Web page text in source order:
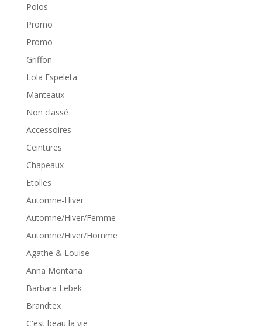
Polos
Promo
Promo
Griffon
Lola Espeleta
Manteaux
Non classé
Accessoires
Ceintures
Chapeaux
Etolles
Automne-Hiver
Automne/Hiver/Femme
Automne/Hiver/Homme
Agathe & Louise
Anna Montana
Barbara Lebek
Brandtex
C'est beau la vie